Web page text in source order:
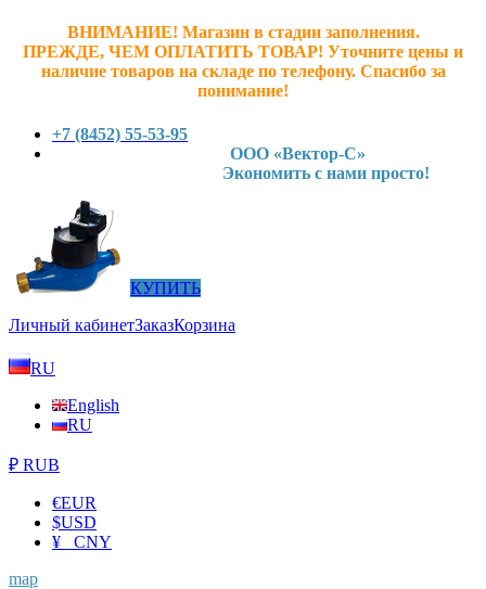
ВНИМАНИЕ! Магазин в стадии заполнения.
ПРЕЖДЕ, ЧЕМ ОПЛАТИТЬ ТОВАР! Уточните цены и
наличие товаров на складе по телефону. Спасибо за
понимание!
+7 (8452) 55-53-95
ООО «Вектор-С»
Экономить с нами просто!
КУПИТЬ
Личный кабинетЗаказКорзина
RU
English
RU
₽ RUB
€EUR
$USD
¥ CNY
map